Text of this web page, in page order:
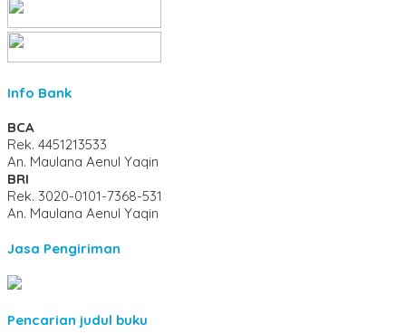
Info Bank
BCA
Rek. 4451213533
An. Maulana Aenul Yaqin
BRI
Rek. 3020-0101-7368-531
An. Maulana Aenul Yaqin
Jasa Pengiriman
Pencarian judul buku